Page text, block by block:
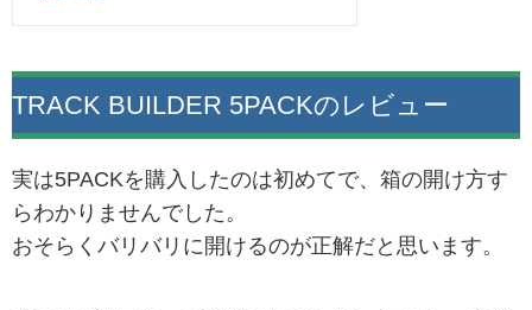
TRACK BUILDER 5PACKのレビュー
実は5PACKを購入したのは初めてで、箱の開け方す
らわかりませんでした。
おそらくバリバリに開けるのが正解だと思います。